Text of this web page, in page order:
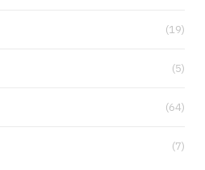
(19)
(5)
(64)
(7)